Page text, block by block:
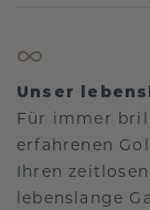
Unser
Für immer
erfahrenen
Ihren
lebenslange